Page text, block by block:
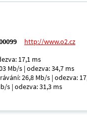
http://www.o2.cz
17,1 ms
Mb/s | odezva: 34,7 ms
26,8 Mb/s | odezva:
s | odezva: 31,3 ms